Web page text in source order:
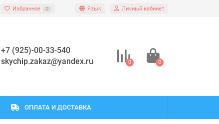
Избранное 0 Язык Личный кабинет
+7 (925)-00-33-540
skychip.zakaz@yandex.ru
0 0
ОПЛАТА И ДОСТАВКА